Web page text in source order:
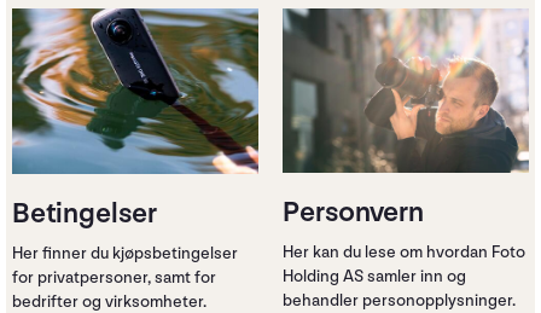
Betingelser
Her finner du kjøpsbetingelser
for privatpersoner, samt for
bedrifter og virksomheter.
Personvern
Her kan du lese om hvordan Foto
Holding AS samler inn og
behandler personopplysninger.